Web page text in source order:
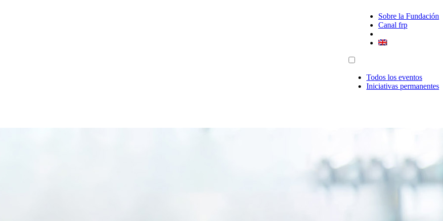
Sobre la Fundación
Canal frp
Todos los eventos
Iniciativas permanentes